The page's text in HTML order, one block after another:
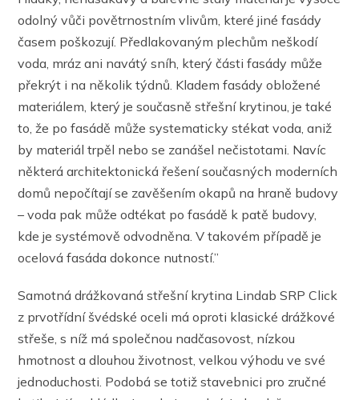
odolný vůči povětrnostním vlivům, které jiné fasády
časem poškozují. Předlakovaným plechům neškodí
voda, mráz ani navátý sníh, který části fasády může
překrýt i na několik týdnů. Kladem fasády obložené
materiálem, který je současně střešní krytinou, je také
to, že po fasádě může systematicky stékat voda, aniž
by materiál trpěl nebo se zanášel nečistotami. Navíc
některá architektonická řešení současných moderních
domů nepočítají se zavěšením okapů na hraně budovy
– voda pak může odtékat po fasádě k patě budovy,
kde je systémově odvodněna. V takovém případě je
ocelová fasáda dokonce nutností.”
Samotná drážkovaná střešní krytina Lindab SRP Click
z prvotřídní švédské oceli má oproti klasické drážkové
střeše, s níž má společnou nadčasovost, nízkou
hmotnost a dlouhou životnost, velkou výhodu ve své
jednoduchosti. Podobá se totiž stavebnici pro zručné